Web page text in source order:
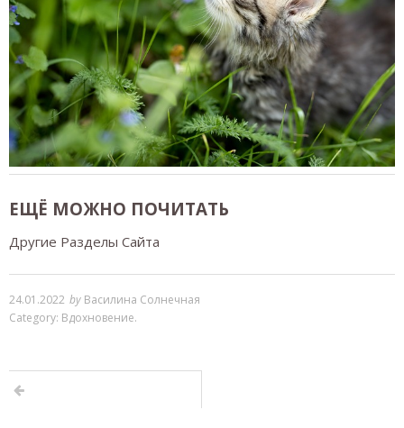
ЕЩЁ МОЖНО ПОЧИТАТЬ
Другие Разделы Сайта
24.01.2022 by Василина Солнечная
Category: Вдохновение.